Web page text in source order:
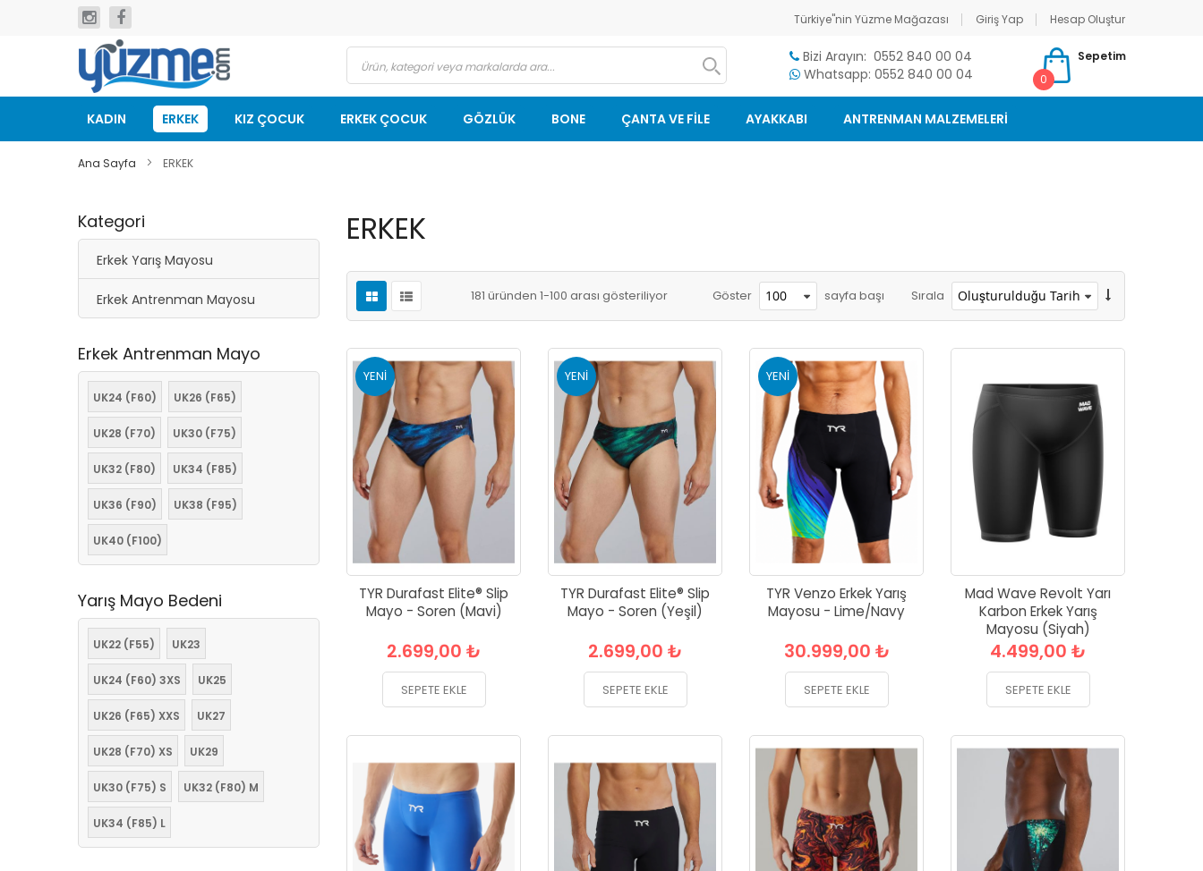
Türkiye"nin Yüzme Mağazası Giriş Yap
Hesap Oluştur
geç
Bizi Arayın: 0552 840 00 04
Whatsapp: 0552 840 00 04
Sepetim
0
KADIN ERKEK KIZ ÇOCUK ERKEK ÇOCUK GÖZLÜK BONE ÇANTA VE FİLE AYAKKABI ANTRENMAN MALZEMELERİ
Ana Sayfa ERKEK
ERKEK
181 üründen 1-100 arası gösteriliyor Göster sayfa başı Sırala
YENI
TYR Durafast Elite® Slip
Mayo - Soren (Mavi)
2.699,00 ₺
SEPETE EKLE
YENI
TYR Durafast Elite® Slip
Mayo - Soren (Yeşil)
2.699,00 ₺
SEPETE EKLE
YENI
TYR Venzo Erkek Yarış
Mayosu - Lime/Navy
30.999,00 ₺
SEPETE EKLE
Mad Wave Revolt Yarı
Karbon Erkek Yarış
Mayosu (Siyah)
4.499,00 ₺
SEPETE EKLE
Kategori
Erkek Yarış Mayosu
Erkek Antrenman Mayosu
Erkek Antrenman Mayo
UK24 (F60) UK26 (F65)
UK28 (F70) UK30 (F75)
UK32 (F80) UK34 (F85)
UK36 (F90) UK38 (F95)
UK40 (F100)
Yarış Mayo Bedeni
UK22 (F55) UK23
UK24 (F60) 3XS UK25
UK26 (F65) XXS UK27
UK28 (F70) XS UK29
UK30 (F75) S UK32 (F80) M
UK34 (F85) L